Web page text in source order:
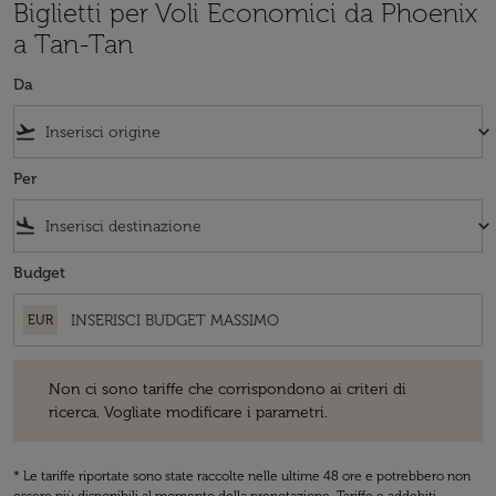
Biglietti per Voli Economici da Phoenix
a Tan-Tan
Da
flight_takeoff keyboard_arrow_down
Per
flight_land keyboard_arrow_down
Budget
EUR
Non ci sono tariffe che corrispondono ai criteri di
ricerca. Vogliate modificare i parametri.
* Le tariffe riportate sono state raccolte nelle ultime 48 ore e potrebbero non